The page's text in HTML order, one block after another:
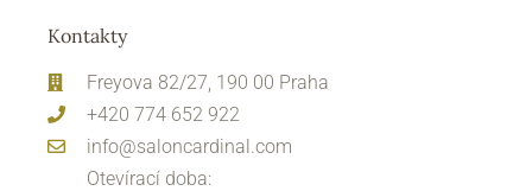
Kontakty
Freyova 82/27, 190 00 Praha
+420 774 652 922
info@saloncardinal.com
Otevírací doba: